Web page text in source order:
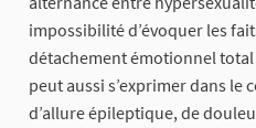
impossibilité d’évoquer les
détachement émotionnel total
peut aussi s’exprimer dans le
d’allure épileptique, de